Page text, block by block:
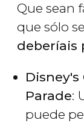
Que sean
que sólo
deberíais
Disney's
Parade:
puede